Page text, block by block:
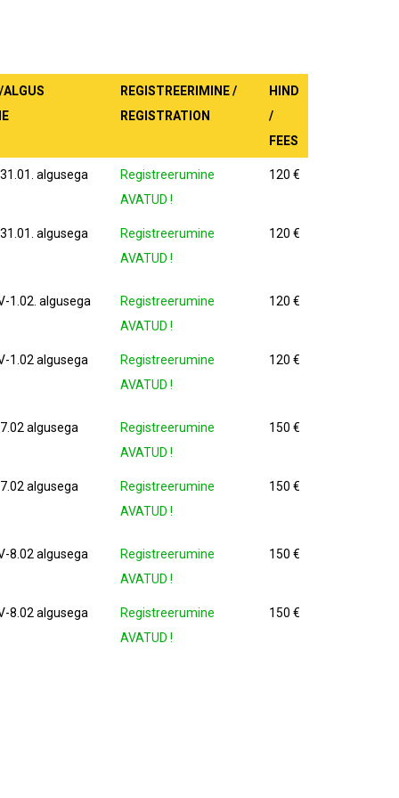
ALGUS
REGISTREERIMINE /
REGISTRATION
HIND
/
FEES
algusega
Registreerumine
AVATUD !
120 €
algusega
Registreerumine
AVATUD !
120 €
1.02. algusega
Registreerumine
AVATUD !
120 €
1.02 algusega
Registreerumine
AVATUD !
120 €
algusega
Registreerumine
AVATUD !
150 €
algusega
Registreerumine
AVATUD !
150 €
8.02 algusega
Registreerumine
AVATUD !
150 €
8.02 algusega
Registreerumine
AVATUD !
150 €